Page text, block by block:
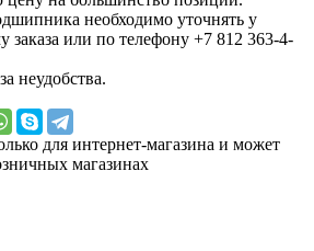
необходимо уточнять у
заказа или по телефону +7 812 363-4-
неудобства.
для интернет-магазина и может
магазинах